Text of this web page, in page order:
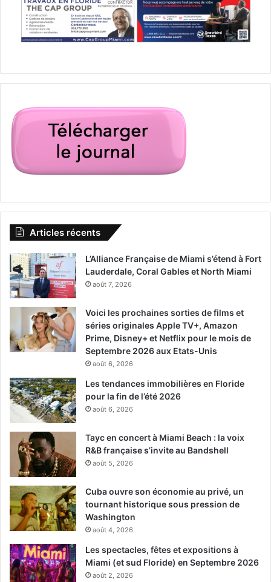
Articles récents
L’Alliance Française de Miami s’étend à Fort
Lauderdale, Coral Gables et North Miami
août 7, 2026
Voici les prochaines sorties de films et
séries originales Apple TV+, Amazon
Prime, Disney+ et Netflix pour le mois de
Septembre 2026 aux Etats-Unis
août 6, 2026
Les tendances immobilières en Floride
pour la fin de l’été 2026
août 6, 2026
Tayc en concert à Miami Beach : la voix
R&B française s’invite au Bandshell
août 5, 2026
Cuba ouvre son économie au privé, un
tournant historique sous pression de
Washington
août 4, 2026
Les spectacles, fêtes et expositions à
Miami (et sud Floride) en Septembre 2026
août 2, 2026